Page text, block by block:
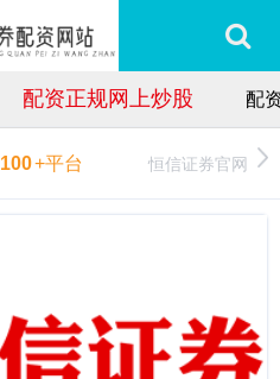
配资正规网上炒股 配
100+平台 恒信证券官网